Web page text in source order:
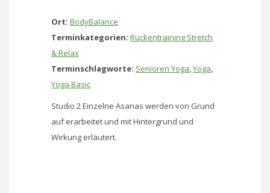
Ort: BodyBalance
Terminkategorien: Rückentraining Stretch
& Relax
Terminschlagworte: Senioren Yoga,Yoga,
Yoga Basic
Studio 2 Einzelne Asanas werden von Grund
auf erarbeitet und mit Hintergrund und
Wirkung erläutert.